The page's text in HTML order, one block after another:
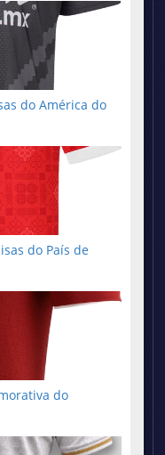
do América do
do País de
do